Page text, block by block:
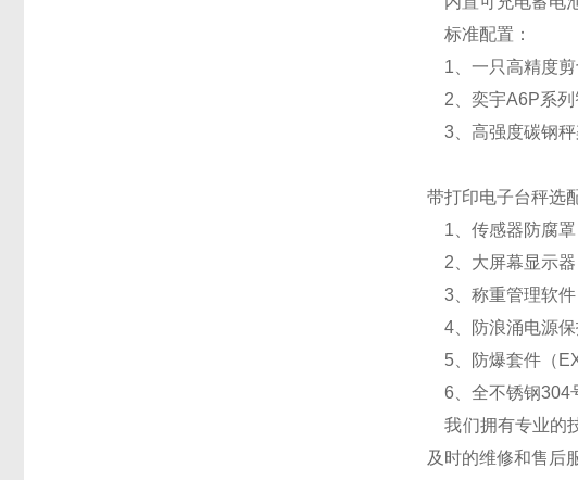
标准配置：
1、一只高精度剪
2、奕宇A6P系列
3、高强度碳钢秤
带打印电子台秤选
1、传感器防腐罩
2、大屏幕显示器
3、称重管理软件
4、防浪涌电源保
5、防爆套件（
6、全不锈钢304
我们拥有专业的
及时的维修和售后